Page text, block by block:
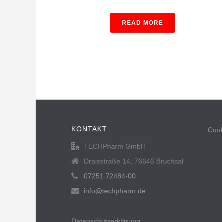
READ MORE
KONTAKT
TECHPharm GmbH
Draisstraße 14, 76646 Bruchsal
07251 72484-00
info@techpharm.de